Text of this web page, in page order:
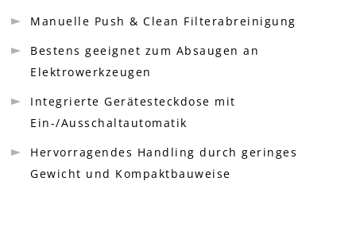
Manuelle Push & Clean Filterabreinigung
Bestens geeignet zum Absaugen an
Elektrowerkzeugen
Integrierte Gerätesteckdose mit
Ein-/Ausschaltautomatik
Hervorragendes Handling durch geringes
Gewicht und Kompaktbauweise